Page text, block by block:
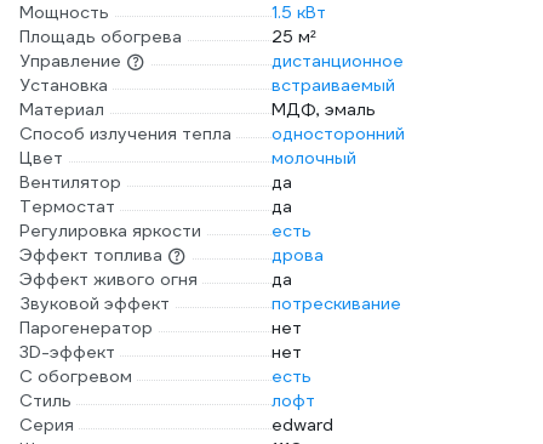
Мощность
1.5 кВт
Площадь обогрева
25 м²
Управление
дистанционное
Установка
встраиваемый
Материал
МДФ, эмаль
Способ излучения тепла
односторонний
Цвет
молочный
Вентилятор
да
Термостат
да
Регулировка яркости
есть
Эффект топлива
дрова
Эффект живого огня
да
Звуковой эффект
потрескивание
Парогенератор
нет
3D-эффект
нет
С обогревом
есть
Стиль
лофт
Серия
edward